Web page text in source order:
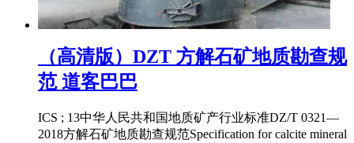
（高清版）DZT 方解石矿地质勘查规
范 道客巴巴
ICS ; 13中华人民共和国地质矿产行业标准DZ/T 0321—
2018方解石矿地质勘查规范Specification for calcite mineral